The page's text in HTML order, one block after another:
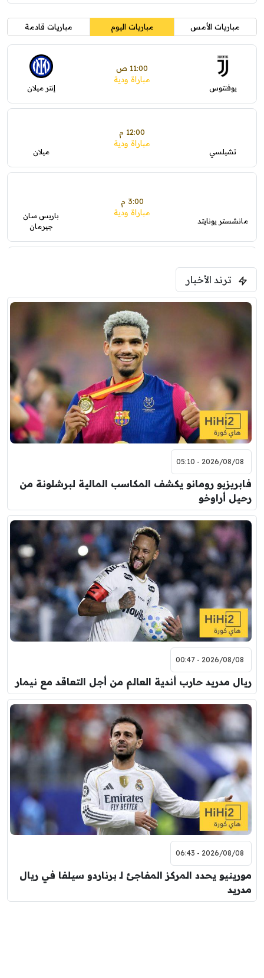
مباريات الأمس مباريات اليوم مباريات قادمة
يوفنتوس
11:00 ص
مباراة ودية
إنتر ميلان
تشيلسي
12:00 م
مباراة ودية
ميلان
مانشستر يونايتد
3:00 م
مباراة ودية
باريس سان
جيرمان
فرينتسفاروشي
7:00 م
مباراة ودية
نوتنغهام فورست
اودينيزي
8:00 م
مباراة ودية
برشلونة
ترند الأخبار
2026/08/08 - 05:10
فابريزيو رومانو يكشف المكاسب المالية لبرشلونة من
رحيل أراوخو
2026/08/08 - 00:47
ريال مدريد حارب أندية العالم من أجل التعاقد مع نيمار
2026/08/08 - 06:43
مورينيو يحدد المركز المفاجئ لـ برناردو سيلفا في ريال
مدريد